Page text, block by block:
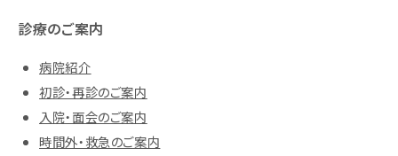
診療のご案内
病院紹介
初診・再診のご案内
入院・面会のご案内
時間外・救急のご案内